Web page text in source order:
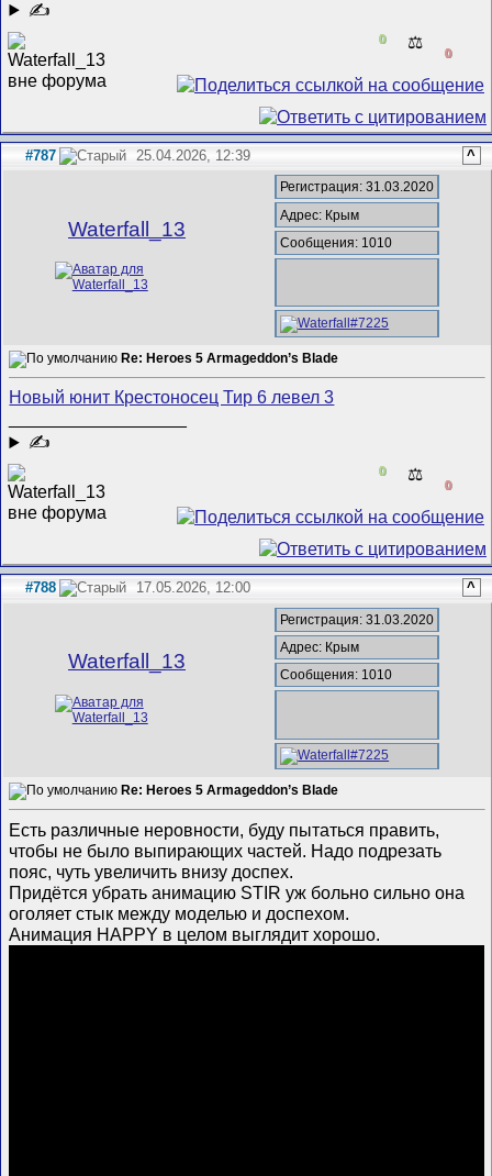
✍
0 ⚖️
0
#787 25.04.2026, 12:39 ^
Waterfall_13
Регистрация: 31.03.2020
Адрес: Крым
Сообщения: 1010
Re: Heroes 5 Armageddon’s Blade
Новый юнит Крестоносец Тир 6 левел 3
✍
0 ⚖️
0
#788 17.05.2026, 12:00 ^
Waterfall_13
Регистрация: 31.03.2020
Адрес: Крым
Сообщения: 1010
Re: Heroes 5 Armageddon’s Blade
Есть различные неровности, буду пытаться править,
чтобы не было выпирающих частей. Надо подрезать
пояс, чуть увеличить внизу доспех.
Придётся убрать анимацию STIR уж больно сильно она
оголяет стык между моделью и доспехом.
Анимация HAPPY в целом выглядит хорошо.